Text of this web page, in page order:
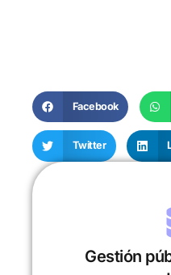
Facebook
Twitter
Gestión